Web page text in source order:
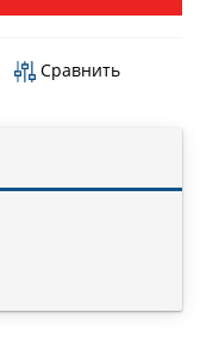
Сравнить